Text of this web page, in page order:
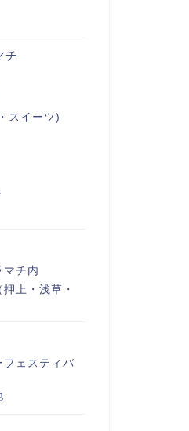
チ
スイーツ)
マチ内
上・浅草・
フェスティバ